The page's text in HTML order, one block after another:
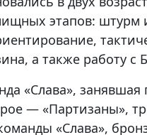
этапов: штурм
а также работу с
«Слава», занявшая
— «Партизаны»,
«Слава»,